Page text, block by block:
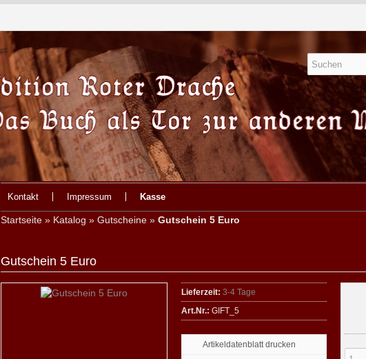
Kontakt Impressum Kasse
Startseite » Katalog » Gutscheine » Gutschein 5 Euro
Gutschein 5 Euro
Lieferzeit: 3-4 Tage
Art.Nr.: GIFT_5
Artikeldatenblatt drucken